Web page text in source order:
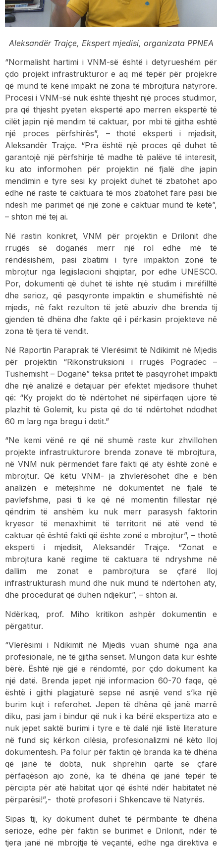
Aleksandër Trajçe, Ekspert mjedisi, organizata PPNEA
“Normalisht hartimi i VNM-së është i detyrueshëm për
çdo projekt infrastrukturor e aq më tepër për projekre
që mund të kenë impakt në zona të mbrojtura natyrore.
Procesi i VNM-së nuk është thjesht një proces studimor,
pra që thjesht pyeten ekspertë apo merren ekspertë të
cilët japin një mendim të caktuar, por mbi të gjitha eshtë
një proces përfshirës”, – thotë eksperti i mjedisit,
Aleksandër Trajçe. “Pra është një proces që duhet të
garantojë një përfshirje të madhe të palëve të interesit,
ku ato informohen për projektin në fjalë dhe japin
mendimin e tyre sesi ky projekt duhet të zbatohet apo
edhe në raste të caktuara të mos zbatohet fare pasi bie
ndesh me parimet që një zonë e caktuar mund të ketë”,
– shton më tej ai.
Në rastin konkret, VNM për projektin e Drilonit dhe
rrugës së doganës merr një rol edhe më të
rëndësishëm, pasi zbatimi i tyre impakton zonë të
mbrojtur nga legjislacioni shqiptar, por edhe UNESCO.
Por, dokumenti që duhet të ishte një studim i mirëfilltë
dhe serioz, që pasqyronte impaktin e shumëfishtë në
mjedis, në fakt rezulton të jetë abuziv dhe brenda tij
gjenden të dhëna dhe fakte që i përkasin projekteve në
zona të tjera të vendit.
Në Raportin Paraprak të Vlerësimit të Ndikimit në Mjedis
për projektin “Rikonstruksioni i rrugës Pogradec –
Tushemisht – Doganë” teksa pritet të pasqyrohet impakti
dhe një analizë e detajuar për efektet mjedisore thuhet
që: “Ky projekt do të ndërtohet në sipërfaqen ujore të
plazhit të Golemit, ku pista që do të ndërtohet ndodhet
60 m larg nga bregu i detit.”
“Ne kemi vënë re që në shumë raste kur zhvillohen
projekte infrastrukturore brenda zonave të mbrojtura,
në VNM nuk përmendet fare fakti që aty është zonë e
mbrojtur. Që këtu VNM- ja zhvlerësohet dhe e bën
analizën e mëtejshme në dokumentet në fjalë të
pavlefshme, pasi ti ke që në momentin fillestar një
qëndrim të anshëm ku nuk merr parasysh faktorin
kryesor të menaxhimit të territorit në atë vend të
caktuar që është fakti që ështe zonë e mbrojtur”, – thotë
eksperti i mjedisit, Aleksandër Trajçe. “Zonat e
mbrojtura kanë regjime të caktuara të ndryshme në
dallim me zonat e pambrojtura se çfarë lloj
infrastrukturash mund dhe nuk mund të ndërtohen aty,
dhe procedurat që duhen ndjekur”, – shton ai.
Ndërkaq, prof. Miho kritikon ashpër dokumentin e
përgatitur.
“Vlerësimi i Ndikimit në Mjedis vuan shumë nga ana
profesionale, në të gjitha senset. Mungon data kur është
bërë. Është një gjë e rëndomtë, por çdo dokument ka
një datë. Brenda jepet një informacion 60-70 faqe, që
është i gjithi plagjaturë sepse në asnjë vend s’ka një
burim kujt i referohet. Jepen të dhëna që janë marrë
diku, pasi jam i bindur që nuk i ka bërë ekspertiza ato e
nuk jepet saktë burimi i tyre e të dalë një listë literature
në fund siç kërkon cilësia, profesionalizmi në këto lloj
dokumentesh. Pa folur për faktin që branda ka të dhëna
që janë të dobta, nuk shprehin qartë se çfarë
përfaqëson ajo zonë, ka të dhëna që janë tepër të
përcipta për atë habitat ujor që është ndër habitatet në
përparësi!”,- thotë profesori i Shkencave të Natyrës.
Sipas tij, ky dokument duhet të përmbante të dhëna
serioze, edhe për faktin se burimet e Drilonit, ndër të
tjera janë në mbrojtje të veçantë, edhe nga direktiva e